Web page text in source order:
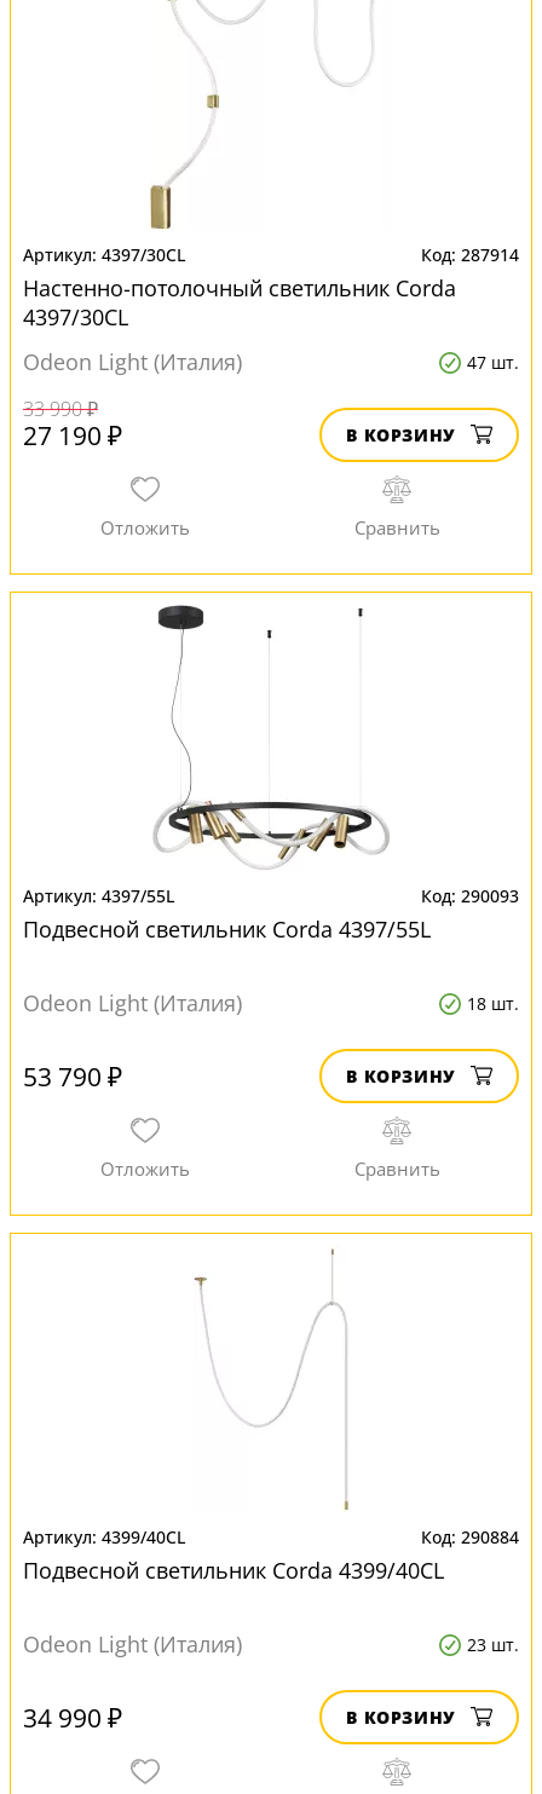
4397/30CL 287914
Настенно-потолочный светильник Corda
4397/30CL
Odeon Light (Италия)
47 шт.
33 990 ₽
27 190 ₽ В КОРЗИНУ
4397/55L 290093
Подвесной светильник Corda 4397/55L
Odeon Light (Италия) 18 шт.
53 790 ₽ В КОРЗИНУ
4399/40CL 290884
Подвесной светильник Corda 4399/40CL
Odeon Light (Италия) 23 шт.
34 990 ₽ В КОРЗИНУ